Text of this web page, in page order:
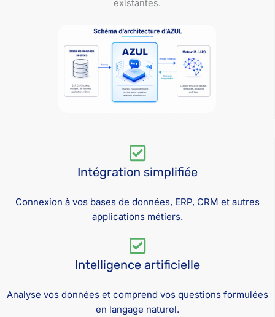
existantes.
Intégration simplifiée
Connexion à vos bases de données, ERP, CRM et autres
applications métiers.
Intelligence artificielle
Analyse vos données et comprend vos questions formulées
en langage naturel.